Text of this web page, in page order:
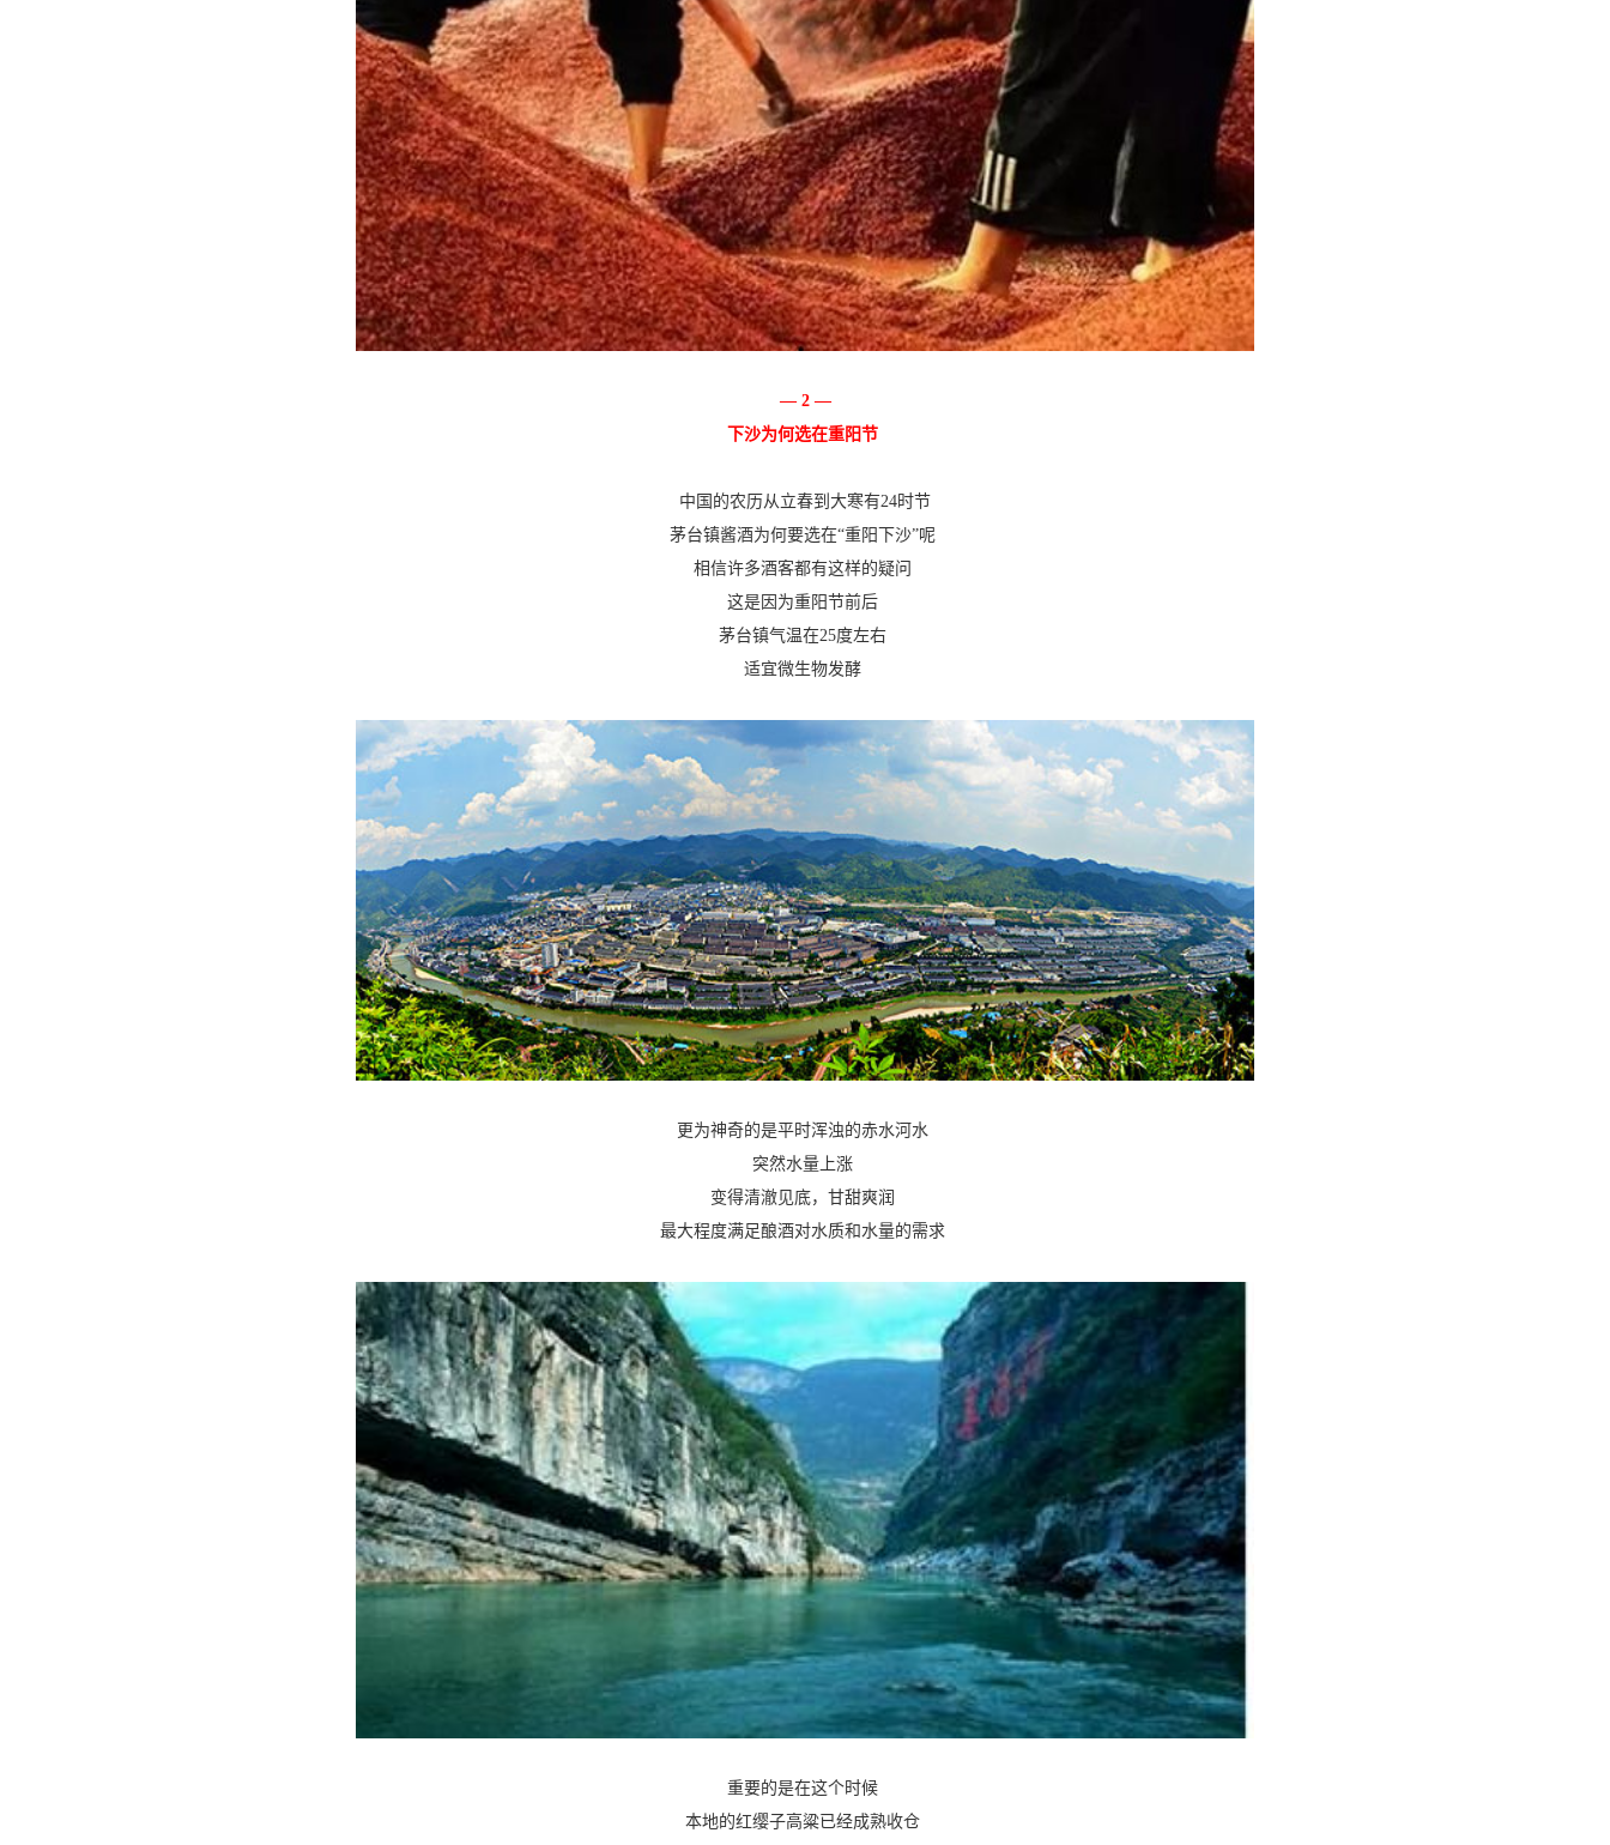
— 2 —
下沙为何选在重阳节
中国的农历从立春到大寒有24时节
茅台镇酱酒为何要选在“重阳下沙”呢
相信许多酒客都有这样的疑问
这是因为重阳节前后
茅台镇气温在25度左右
适宜微生物发酵
更为神奇的是平时浑浊的赤水河水
突然水量上涨
变得清澈见底，甘甜爽润
最大程度满足酿酒对水质和水量的需求
重要的是在这个时候
本地的红缨子高粱已经成熟收仓